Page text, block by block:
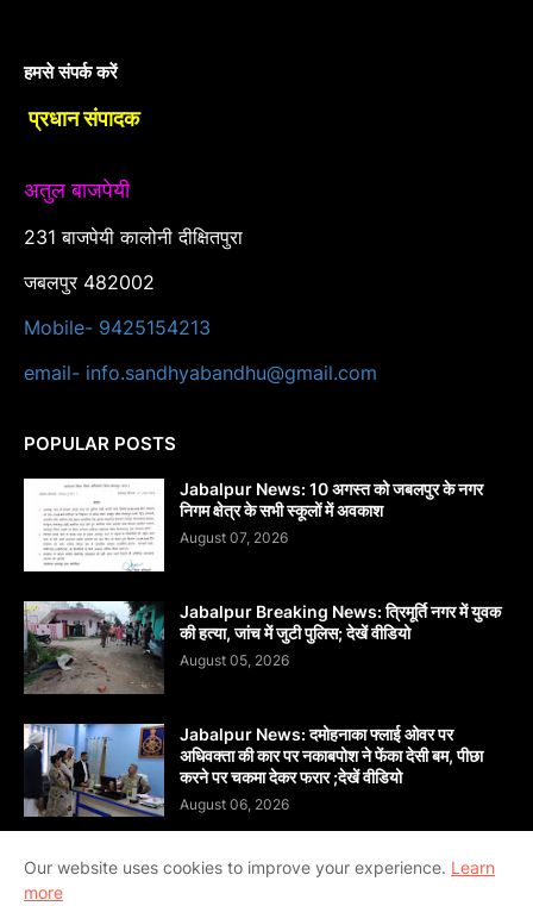
हमसे संपर्क करें
प्रधान संपादक
अतुल बाजपेयी
231 बाजपेयी कालोनी दीक्षितपुरा
जबलपुर 482002
Mobile- 9425154213
email- info.sandhyabandhu@gmail.com
POPULAR POSTS
Jabalpur News: 10 अगस्त को जबलपुर के नगर
निगम क्षेत्र के सभी स्कूलों में अवकाश
August 07, 2026
Jabalpur Breaking News: त्रिमूर्ति नगर में युवक
की हत्या, जांच में जुटी पुलिस; देखें वीडियो
August 05, 2026
Jabalpur News: दमोहनाका फ्लाई ओवर पर
अधिवक्ता की कार पर नकाबपोश ने फेंका देसी बम, पीछा
करने पर चकमा देकर फरार ;देखें वीडियो
August 06, 2026
Our website uses cookies to improve your experience. Learn
more